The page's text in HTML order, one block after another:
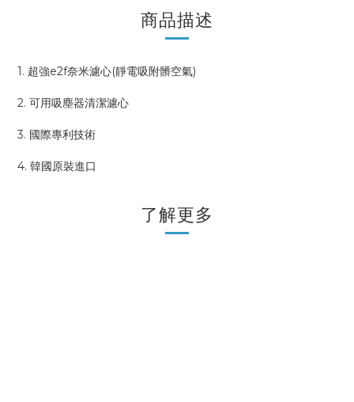
商品描述
1. 超強e2f奈米濾心(靜電吸附髒空氣)
2. 可用吸塵器清潔濾心
3. 國際專利技術
4. 韓國原裝進口
了解更多